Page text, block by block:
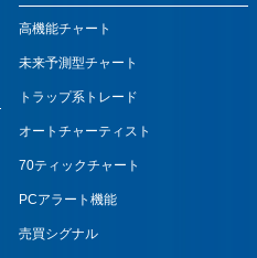
高機能チャート
未来予測型チャート
トラップ系トレード
オートチャーティスト
70ティックチャート
PCアラート機能
売買シグナル